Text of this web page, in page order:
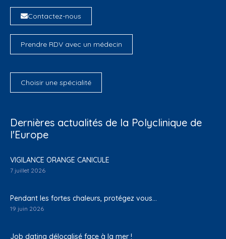
Contactez-nous
Prendre RDV avec un médecin
Choisir une spécialité
Dernières actualités de la Polyclinique de
l'Europe
VIGILANCE ORANGE CANICULE
7 juillet 2026
Pendant les fortes chaleurs, protégez vous…
19 juin 2026
Job dating délocalisé face à la mer !